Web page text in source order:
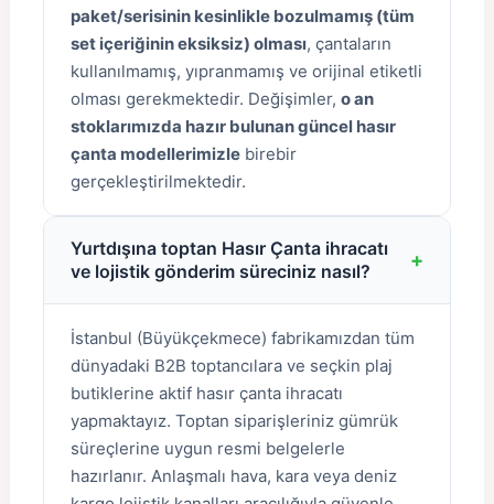
paket/serisinin kesinlikle bozulmamış (tüm
set içeriğinin eksiksiz) olması, çantaların
kullanılmamış, yıpranmamış ve orijinal etiketli
olması gerekmektedir. Değişimler, o an
stoklarımızda hazır bulunan güncel hasır
çanta modellerimizle birebir
gerçekleştirilmektedir.
Yurtdışına toptan Hasır Çanta ihracatı
ve lojistik gönderim süreciniz nasıl?
+
İstanbul (Büyükçekmece) fabrikamızdan tüm
dünyadaki B2B toptancılara ve seçkin plaj
butiklerine aktif hasır çanta ihracatı
yapmaktayız. Toptan siparişleriniz gümrük
süreçlerine uygun resmi belgelerle
hazırlanır. Anlaşmalı hava, kara veya deniz